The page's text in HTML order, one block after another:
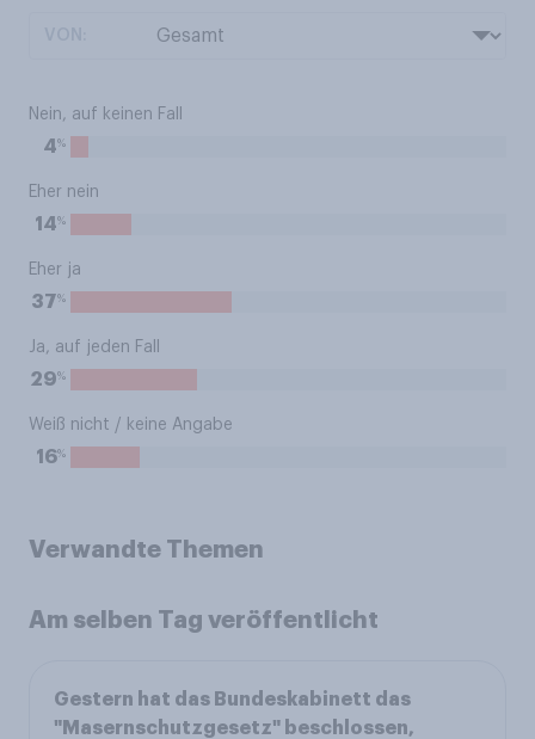
Nein, auf keinen Fall
4%
Eher nein
14%
Eher ja
37%
Ja, auf jeden Fall
29%
Weiß nicht / keine Angabe
16%
Verwandte Themen
Am selben Tag veröffentlicht
Gestern hat das Bundeskabinett das
"Masernschutzgesetz" beschlossen,